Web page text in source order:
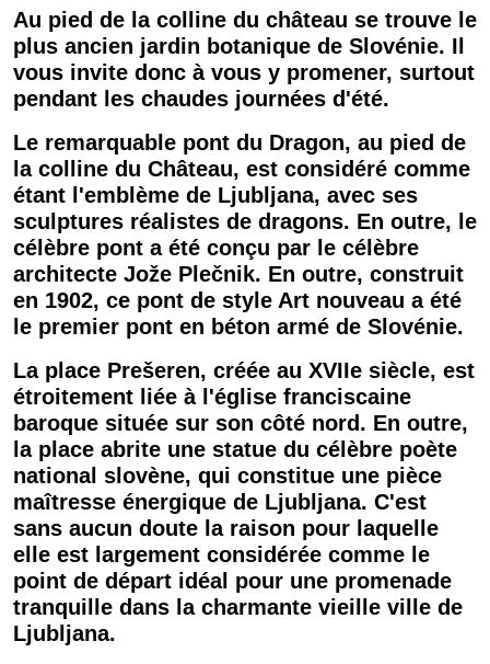
Au pied de la colline du château se trouve le
plus ancien jardin botanique de Slovénie. Il
vous invite donc à vous y promener, surtout
pendant les chaudes journées d'été.
Le remarquable pont du Dragon, au pied de
la colline du Château, est considéré comme
étant l'emblème de Ljubljana, avec ses
sculptures réalistes de dragons. En outre, le
célèbre pont a été conçu par le célèbre
architecte Jože Plečnik. En outre, construit
en 1902, ce pont de style Art nouveau a été
le premier pont en béton armé de Slovénie.
La place Prešeren, créée au XVIIe siècle, est
étroitement liée à l'église franciscaine
baroque située sur son côté nord. En outre,
la place abrite une statue du célèbre poète
national slovène, qui constitue une pièce
maîtresse énergique de Ljubljana. C'est
sans aucun doute la raison pour laquelle
elle est largement considérée comme le
point de départ idéal pour une promenade
tranquille dans la charmante vieille ville de
Ljubljana.